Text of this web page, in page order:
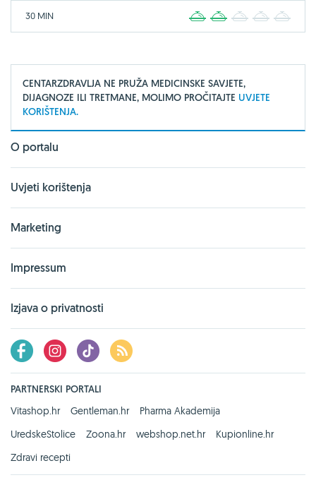
30 MIN 2 3 4
CENTARZDRAVLJA NE PRUŽA MEDICINSKE SAVJETE,
DIJAGNOZE ILI TRETMANE, MOLIMO PROČITAJTE UVJETE
KORIŠTENJA.
O portalu
Uvjeti korištenja
Marketing
Impressum
Izjava o privatnosti
PARTNERSKI PORTALI
Vitashop.hr
Gentleman.hr
Pharma Akademija
UredskeStolice
Zoona.hr webshop.net.hr
Kupionline.hr
Zdravi recepti